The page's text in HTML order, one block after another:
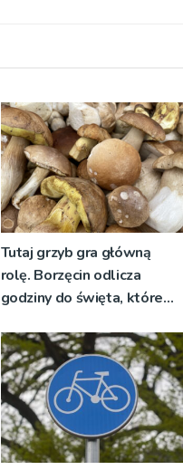
Tutaj grzyb gra główną
rolę. Borzęcin odlicza
godziny do święta, które
pokoleń